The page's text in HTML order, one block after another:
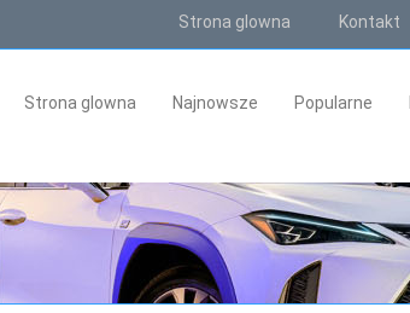
Strona glowna Kontakt
Strona glowna Najnowsze Popularne